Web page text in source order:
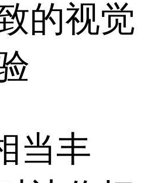
的视觉
当丰